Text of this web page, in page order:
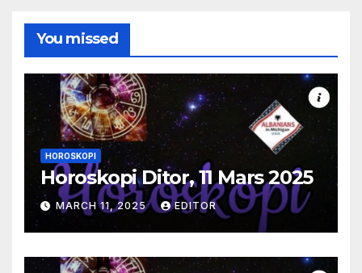
You missed
HOROSKOPI
Horoskopi Ditor, 11 Mars 2025
MARCH 11, 2025 EDITOR